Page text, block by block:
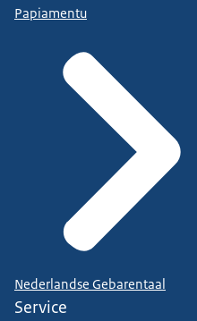
Papiamentu
Nederlandse Gebarentaal
Service